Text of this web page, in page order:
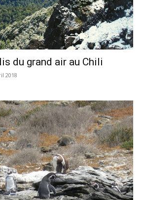
du grand air au Chili
2018